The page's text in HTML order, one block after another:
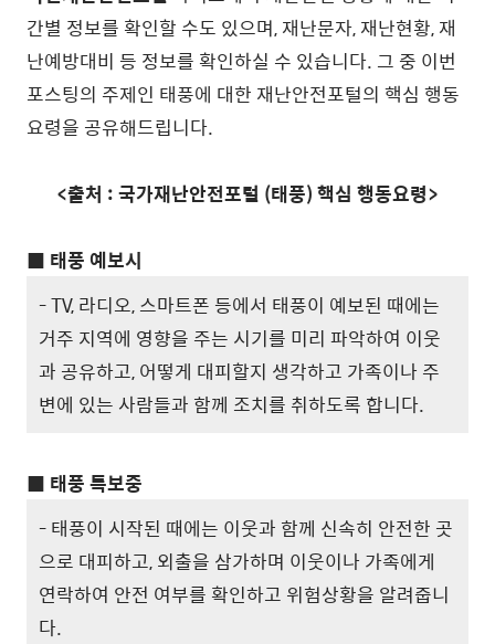
간별 정보를 확인할 수도 있으며, 재난문자, 재난현황, 재
난예방대비 등 정보를 확인하실 수 있습니다. 그 중 이번
포스팅의 주제인 태풍에 대한 재난안전포털의 핵심 행동
요령을 공유해드립니다.
<출처 : 국가재난안전포털 (태풍) 핵심 행동요령>
■ 태풍 예보시
- TV, 라디오, 스마트폰 등에서 태풍이 예보된 때에는
거주 지역에 영향을 주는 시기를 미리 파악하여 이웃
과 공유하고, 어떻게 대피할지 생각하고 가족이나 주
변에 있는 사람들과 함께 조치를 취하도록 합니다.
■ 태풍 특보중
- 태풍이 시작된 때에는 이웃과 함께 신속히 안전한 곳
으로 대피하고, 외출을 삼가하며 이웃이나 가족에게
연락하여 안전 여부를 확인하고 위험상황을 알려줍니
다.